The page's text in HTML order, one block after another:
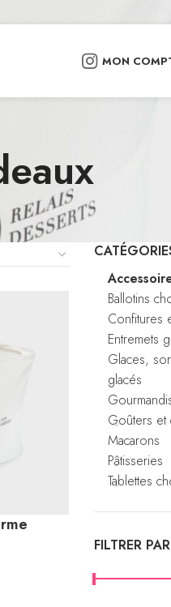
MON
Ballotins
Confitures
Entremets
Glaces,
glacés
Goûters et
Macarons
Pâtisseries
Tablettes
FILTRER